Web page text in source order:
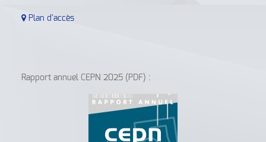
Plan d'accès
Rapport annuel CEPN 2025 (PDF) :